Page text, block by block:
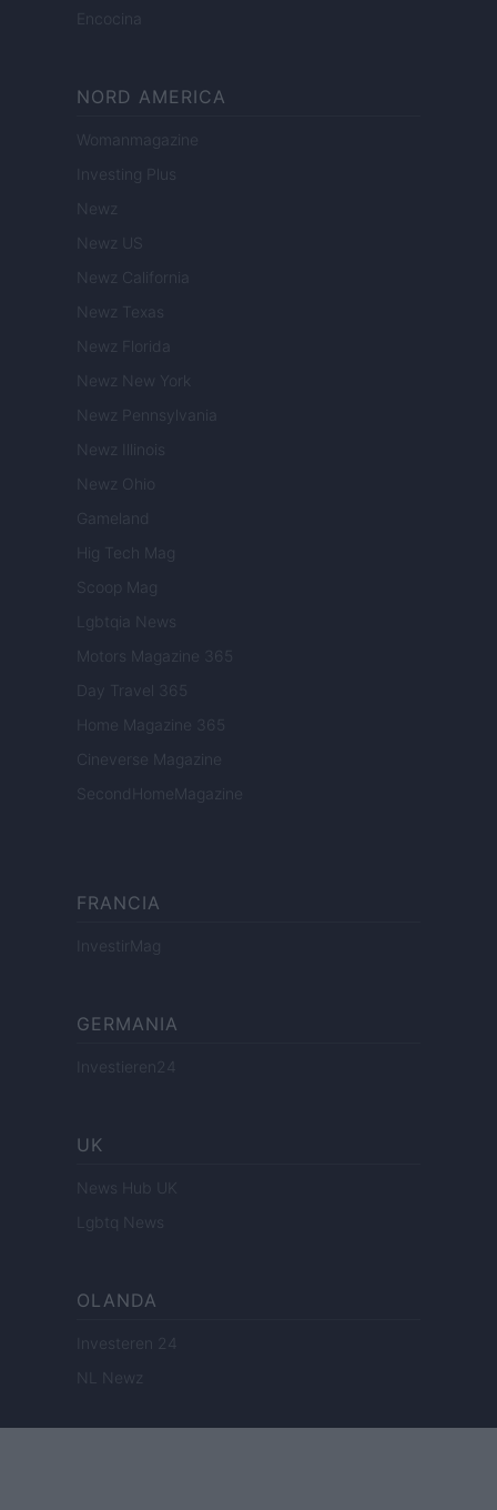
Encocina
NORD AMERICA
Womanmagazine
Investing Plus
Newz
Newz US
Newz California
Newz Texas
Newz Florida
Newz New York
Newz Pennsylvania
Newz Illinois
Newz Ohio
Gameland
Hig Tech Mag
Scoop Mag
Lgbtqia News
Motors Magazine 365
Day Travel 365
Home Magazine 365
Cineverse Magazine
SecondHomeMagazine
FRANCIA
InvestirMag
GERMANIA
Investieren24
UK
News Hub UK
Lgbtq News
OLANDA
Investeren 24
NL Newz